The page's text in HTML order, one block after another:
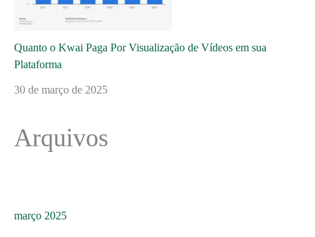
Quanto o Kwai Paga Por Visualização de Vídeos em sua
Plataforma
30 de março de 2025
Arquivos
março 2025